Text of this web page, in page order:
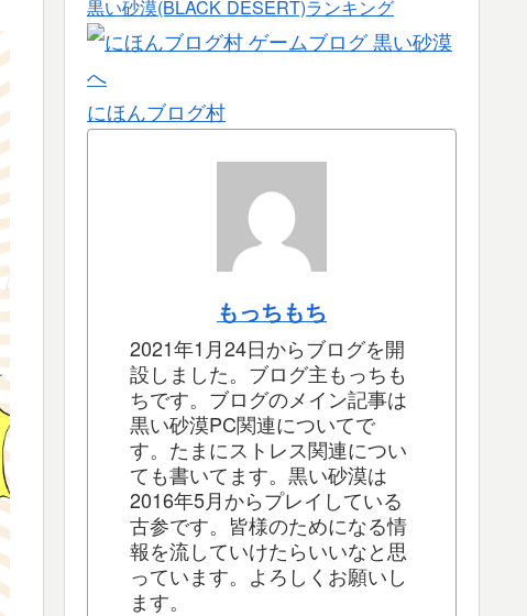
黒い砂漠(BLACK DESERT)ランキング
にほんブログ村
もっちもち
2021年1月24日からブログを開
設しました。ブログ主もっちも
ちです。ブログのメイン記事は
黒い砂漠PC関連についてで
す。たまにストレス関連につい
ても書いてます。黒い砂漠は
2016年5月からプレイしている
古参です。皆様のためになる情
報を流していけたらいいなと思
っています。よろしくお願いし
ます。